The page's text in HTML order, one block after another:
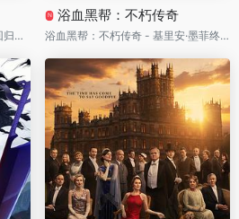
惊天魔盗团3 - 初代四骑士全员回归！联手新生代魔术师盗取无价钻石，把全球犯罪帝国耍到彻底崩盘
N 浴血黑帮：不朽传奇
浴血黑帮：不朽传奇 - 基里安·墨菲终极回归！汤米·谢尔比杀回战火中的伯明翰，为家族打响最血腥的最后一战